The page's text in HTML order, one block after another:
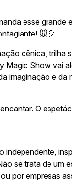
esse grande
🐭🎈
cênica, trilha
Magic Show vai
imaginação e da
O
independente,
se trata de um
por empresas